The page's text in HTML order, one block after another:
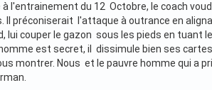
à l'entrainement du 12 Octobre, le coach
Il préconiserait l'attaque à outrance en
lui couper le gazon sous les pieds en
est secret, il dissimule bien ses
montrer. Nous et le pauvre homme qui a